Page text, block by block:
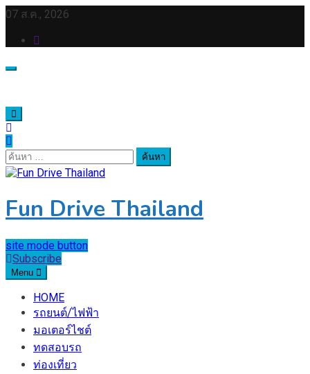
Skip
content
07 ส.ค., 2026
ค้นหา
สำหรับ:
Fun Drive Thailand
site mode button
Subscribe
Menu
HOME
รถยนต์/ไฟฟ้า
มอเตอร์ไชต์
ทดสอบรถ
ท่องเที่ยว